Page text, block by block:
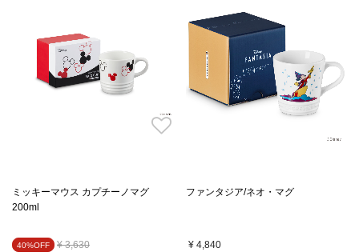
ミッキーマウス カプチーノマグ
200ml
40%OFF Price reduced from
¥ 3,630to
ファンタジア/ネオ・マグ
¥ 4,840